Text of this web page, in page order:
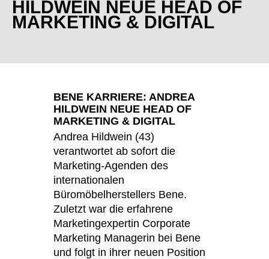
Finnland(FI)
Frankreich
Guinea(GN)
Hongkong(HK)
Indien(IN)
Indonesien
(IR)
(IE)
(IL)
Italien(IT)
Japan
Jordanien (JO)
HILDWEIN NEUE HEAD OF
MARKETING & DIGITAL
BENE KARRIERE: ANDREA
HILDWEIN NEUE HEAD OF
MARKETING & DIGITAL
Andrea Hildwein (43)
verantwortet ab sofort die
Marketing-Agenden des
internationalen
Büromöbelherstellers Bene.
Zuletzt war die erfahrene
Marketingexpertin Corporate
Marketing Managerin bei Bene
und folgt in ihrer neuen Position